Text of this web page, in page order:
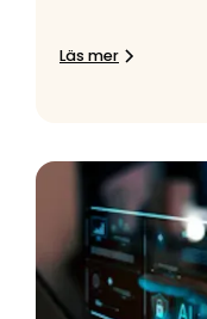
Läs mer